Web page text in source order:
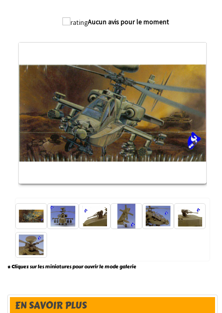
Aucun avis pour le moment
* Cliquez sur les miniatures pour ouvrir le mode galerie
EN SAVOIR PLUS